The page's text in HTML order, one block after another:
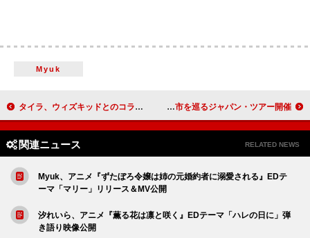
Myuk
タイラ、ウィズキッドとのコラボ収録の新EP『WWP』リリース＆記念クラブイベント開催 メイ・シモネス、2026年1月に6都市を巡るジャパン・ツアー開催
関連ニュース RELATED NEWS
Myuk、アニメ『ずたぼろ令嬢は姉の元婚約者に溺愛される』EDテ
ーマ「マリー」リリース＆MV公開
汐れいら、アニメ『薫る花は凛と咲く』EDテーマ「ハレの日に」弾
き語り映像公開